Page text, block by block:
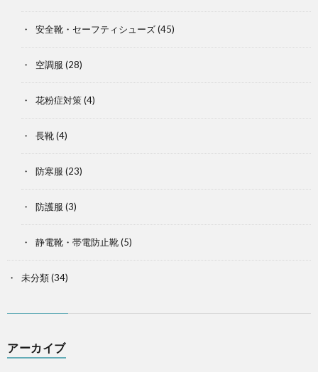
安全靴・セーフティシューズ(45)
空調服 (28)
花粉症対策(4)
長靴(4)
防寒服 (23)
防護服 (3)
静電靴・帯電防止靴(5)
未分類(34)
アーカイブ